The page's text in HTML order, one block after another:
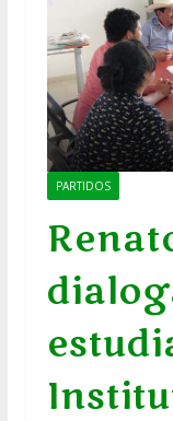
PARTIDOS